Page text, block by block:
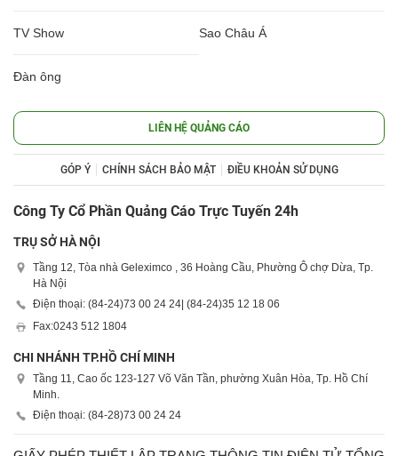
TV Show Sao Châu Á
Đàn ông
LIÊN HỆ QUẢNG CÁO
GÓP Ý CHÍNH SÁCH BẢO MẬT ĐIỀU KHOẢN SỬ DỤNG
Công Ty Cổ Phần Quảng Cáo Trực Tuyến 24h
TRỤ SỞ HÀ NỘI
Tầng 12, Tòa nhà Geleximco , 36 Hoàng Cầu, Phường Ô chợ Dừa, Tp.
Hà Nội
Điện thoại: (84-24)73 00 24 24| (84-24)35 12 18 06
Fax:0243 512 1804
CHI NHÁNH TP.HỒ CHÍ MINH
Tầng 11, Cao ốc 123-127 Võ Văn Tần, phường Xuân Hòa, Tp. Hồ Chí
Minh.
Điện thoại: (84-28)73 00 24 24